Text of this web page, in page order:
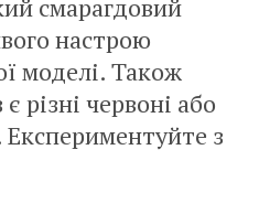
смарагдовий
настрою
моделі. Також
різні червоні або
з